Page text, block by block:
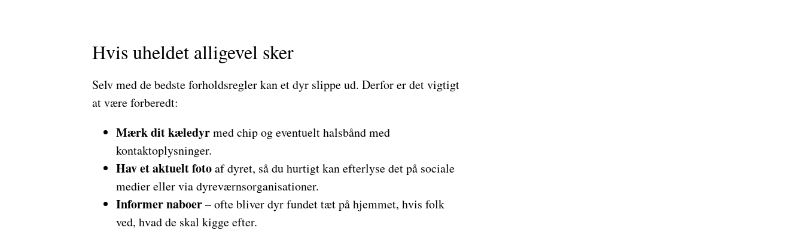
Hvis uheldet alligevel sker
Selv med de bedste forholdsregler kan et dyr slippe ud. Derfor er det vigtigt
at være forberedt:
Mærk dit kæledyrmed chip og eventuelt halsbånd med
kontaktoplysninger.
Hav et aktuelt fotoaf dyret, så du hurtigt kan efterlyse det på sociale
medier eller via dyreværnsorganisationer.
Informer naboer– ofte bliver dyr fundet tæt på hjemmet, hvis folk
ved, hvad de skal kigge efter.